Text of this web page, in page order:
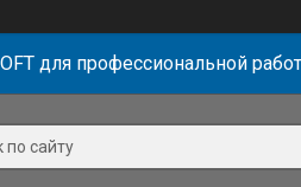
для профессиональной